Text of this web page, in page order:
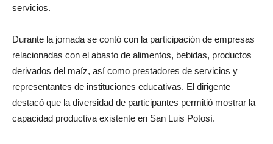
servicios.
Durante la jornada se contó con la participación de empresas
relacionadas con el abasto de alimentos, bebidas, productos
derivados del maíz, así como prestadores de servicios y
representantes de instituciones educativas. El dirigente
destacó que la diversidad de participantes permitió mostrar la
capacidad productiva existente en San Luis Potosí.